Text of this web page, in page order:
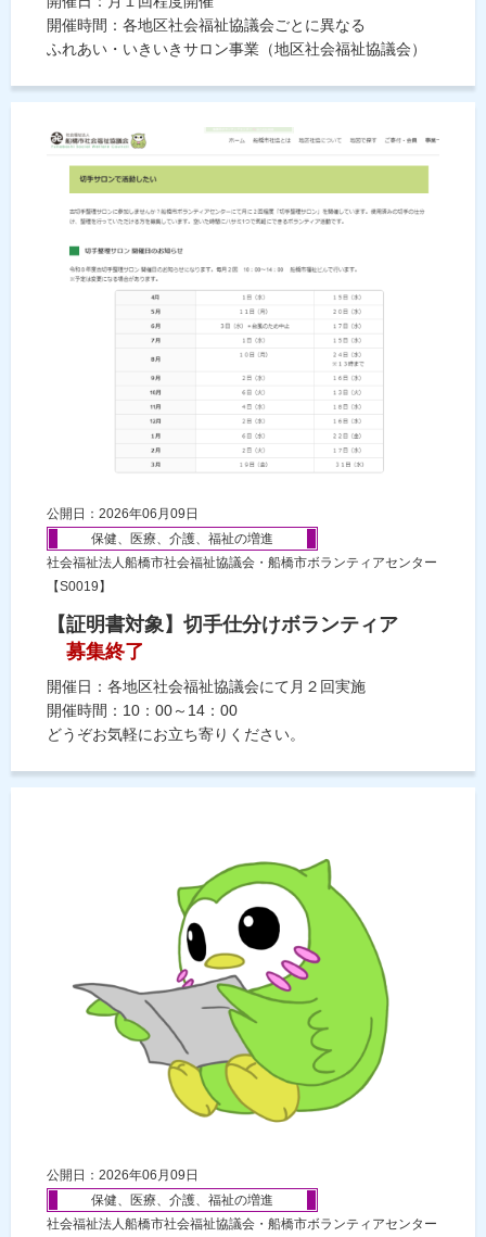
開催時間：各地区社会福祉協議会ごとに異なる
ふれあい・いきいきサロン事業（地区社会福祉協議会）
公開日：2026年06月09日
保健、医療、介護、福祉の増進
社会福祉法人船橋市社会福祉協議会・船橋市ボランティアセンター
【S0019】
【証明書対象】切手仕分けボランティア
募集終了
開催日：各地区社会福祉協議会にて月２回実施
開催時間：10：00～14：00
どうぞお気軽にお立ち寄りください。
公開日：2026年06月09日
保健、医療、介護、福祉の増進
社会福祉法人船橋市社会福祉協議会・船橋市ボランティアセンター